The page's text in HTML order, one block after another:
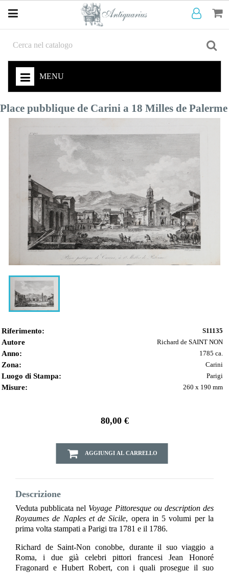
MENU
Place pubblique de Carini a 18 Milles de Palerme
Riferimento: S11135
Autore Richard de SAINT NON
Anno: 1785 ca.
Zona: Carini
Luogo di Stampa: Parigi
Misure: 260 x 190 mm
80,00 €
AGGIUNGI AL CARRELLO
Descrizione
Veduta pubblicata nel Voyage Pittoresque ou description des
Royaumes de Naples et de Sicile, opera in 5 volumi per la
prima volta stampati a Parigi tra 1781 e il 1786.
Richard de Saint-Non conobbe, durante il suo viaggio a
Roma, i due già celebri pittori francesi Jean Honoré
Fragonard e Hubert Robert, con i quali prosegue il suo